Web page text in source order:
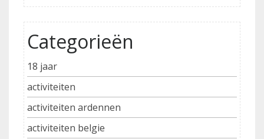
Categorieën
18 jaar
activiteiten
activiteiten ardennen
activiteiten belgie